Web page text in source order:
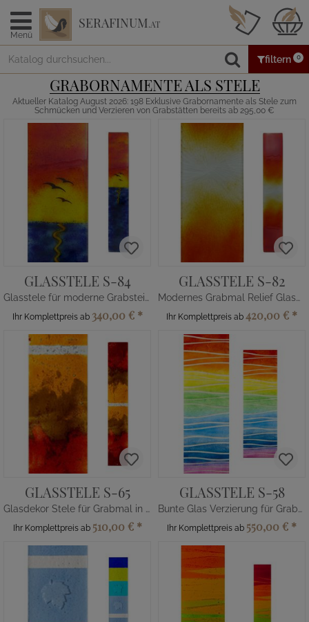
Menü
SERAFINUM.AT
filtern 0
GRABORNAMENTE ALS STELE
Aktueller Katalog August 2026: 198 Exklusive Grabornamente als Stele zum
Schmücken und Verzieren von Grabstätten bereits ab 295,00 €
GLASSTELE S-84
Glasstele für moderne Grabsteine Sonnenuntargang
Ihr Komplettpreis ab 340,00 € *
GLASSTELE S-82
Modernes Grabmal Relief Glasdekor Orange-Gelb
Ihr Komplettpreis ab 420,00 € *
GLASSTELE S-65
Glasdekor Stele für Grabmal in Rot-Orange
Ihr Komplettpreis ab 510,00 € *
GLASSTELE S-58
Bunte Glas Verzierung für Grabmal
Ihr Komplettpreis ab 550,00 € *